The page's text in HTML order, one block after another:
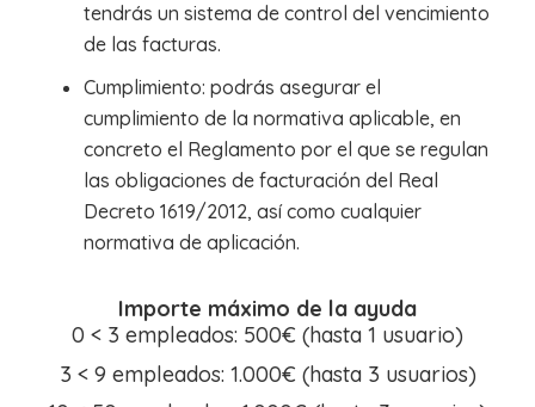
tendrás un sistema de control del vencimiento
de las facturas.
Cumplimiento: podrás asegurar el
cumplimiento de la normativa aplicable, en
concreto el Reglamento por el que se regulan
las obligaciones de facturación del Real
Decreto 1619/2012, así como cualquier
normativa de aplicación.
Importe máximo de la ayuda
0 < 3 empleados: 500€ (hasta 1 usuario)
3 < 9 empleados: 1.000€ (hasta 3 usuarios)